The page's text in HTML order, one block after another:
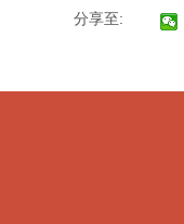
分享至: